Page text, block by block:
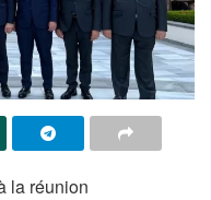
la réunion